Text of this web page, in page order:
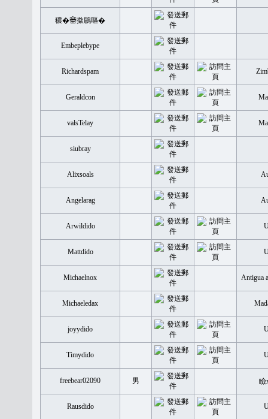
穠�𤲞撳鶥嘔�
Embeplebype
Richardspam
Geraldcon
valsTelay
siubray
Alixsoals
Angelarag
Arwildido
Mattdido
Michaelnox Antigua
Michaeledax
joyydido
Timydido
freebear02090 男
Rausdido